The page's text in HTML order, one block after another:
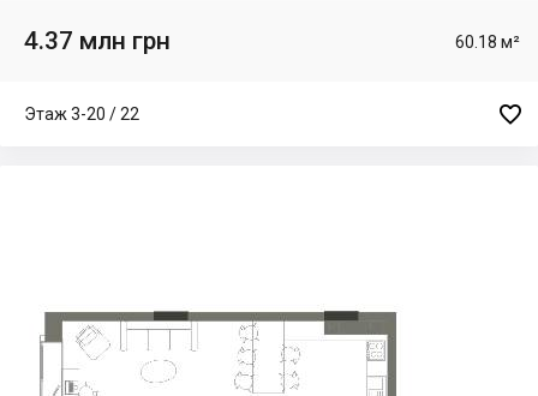
4.37 млн грн 60.18 м²
Этаж 3-20 / 22 